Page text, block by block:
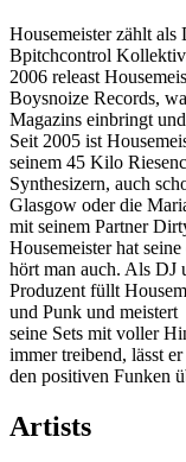
Housemeister zählt als
Bpitchcontrol
2006 releast
Boysnoize Records,
Magazins einbringt
Seit 2005 ist
seinem 45 Kilo
Synthesizern, auch
Glasgow oder die
mit seinem Partner
Housemeister hat
hört man auch. Als DJ
Produzent füllt
und Punk und meistert
seine Sets mit voller
immer treibend, lässt er
den positiven Funken
Artists